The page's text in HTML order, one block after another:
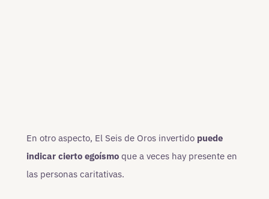
En otro aspecto, El Seis de Oros invertido puede
indicar cierto egoísmo que a veces hay presente en
las personas caritativas.